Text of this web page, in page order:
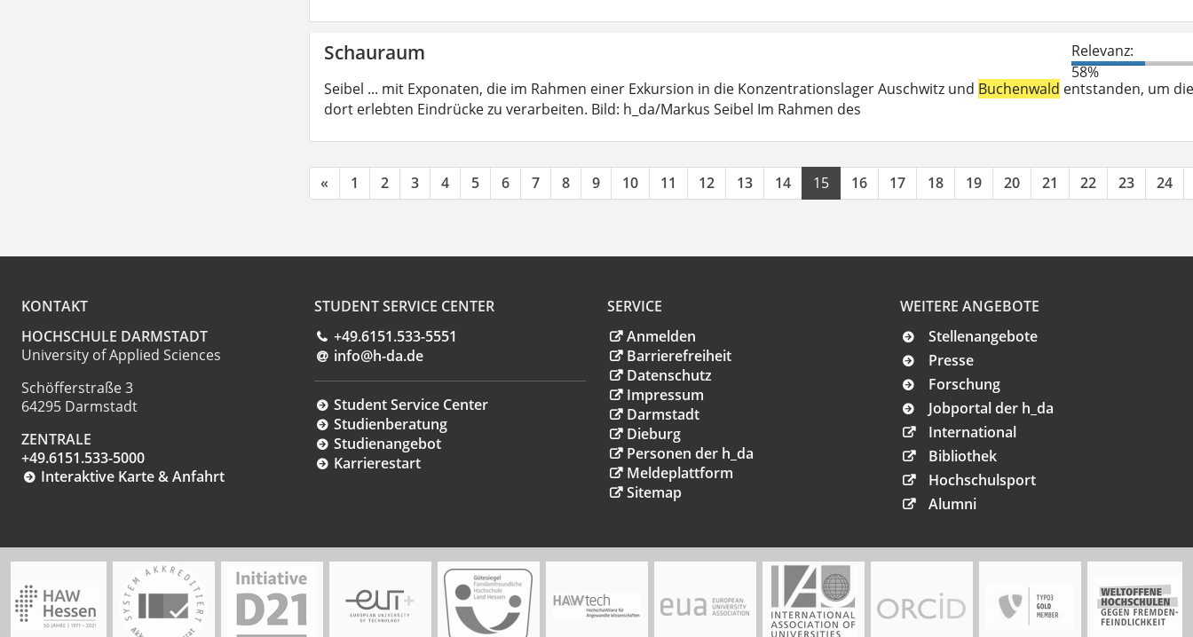
Schauraum
Relevanz:
58%
Seibel ... mit Exponaten, die im Rahmen einer Exkursion in die Konzentrationslager Auschwitz und Buchenwald entstanden, um die
dort erlebten Eindrücke zu verarbeiten. Bild: h_da/Markus Seibel Im Rahmen des
« 1 2 3 4 5 6 7 8 9 10 11 12 13 14 15 16 17 18 19 20 21 22 23 24
KONTAKT
HOCHSCHULE DARMSTADT
University of Applied Sciences
Schöfferstraße 3
64295 Darmstadt
ZENTRALE
+49.6151.533-5000
Interaktive Karte & Anfahrt
STUDENT SERVICE CENTER
+49.6151.533-5551
info@h-da.de
Student Service Center
Studienberatung
Studienangebot
Karrierestart
SERVICE
Anmelden
Barrierefreiheit
Datenschutz
Impressum
Darmstadt
Dieburg
Personen der h_da
Meldeplattform
Sitemap
WEITERE ANGEBOTE
Stellenangebote
Presse
Forschung
Jobportal der h_da
International
Bibliothek
Hochschulsport
Alumni